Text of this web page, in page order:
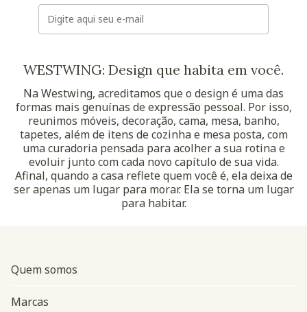
E-mail
WESTWING: Design que habita em você.
Na Westwing, acreditamos que o design é uma das
formas mais genuínas de expressão pessoal. Por isso,
reunimos móveis, decoração, cama, mesa, banho,
tapetes, além de itens de cozinha e mesa posta, com
uma curadoria pensada para acolher a sua rotina e
evoluir junto com cada novo capítulo de sua vida.
Afinal, quando a casa reflete quem você é, ela deixa de
ser apenas um lugar para morar. Ela se torna um lugar
para habitar.
Quem somos
Marcas